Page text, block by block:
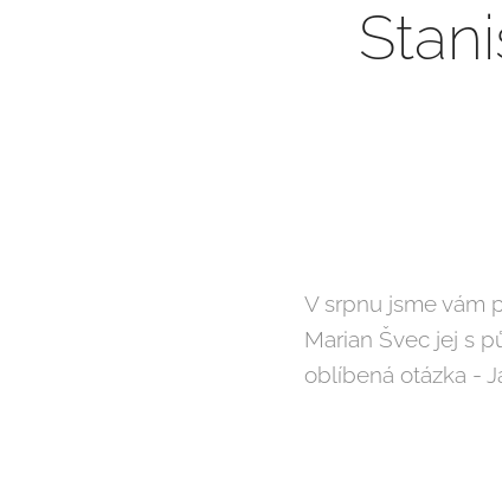
V srpnu jsme vám
Marian Švec jej s
oblíbená otázka -